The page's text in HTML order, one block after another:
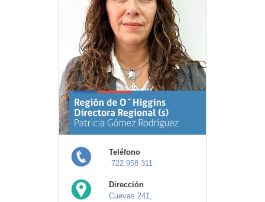
Teléfono
722 958 311
Dirección
Cuevas 241,